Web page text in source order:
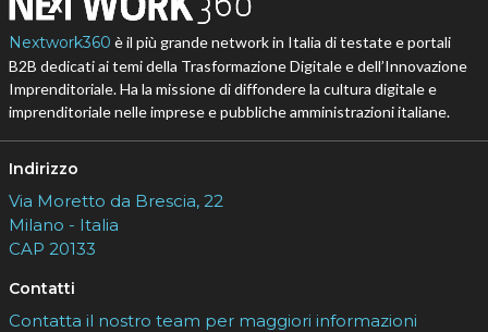
Nextwork360 è il più grande network in Italia di testate e portali
B2B dedicati ai temi della Trasformazione Digitale e dell’Innovazione
Imprenditoriale. Ha la missione di diffondere la cultura digitale e
imprenditoriale nelle imprese e pubbliche amministrazioni italiane.
Indirizzo
Via Moretto da Brescia, 22
Milano - Italia
CAP 20133
Contatti
Contatta il nostro team per maggiori informazioni